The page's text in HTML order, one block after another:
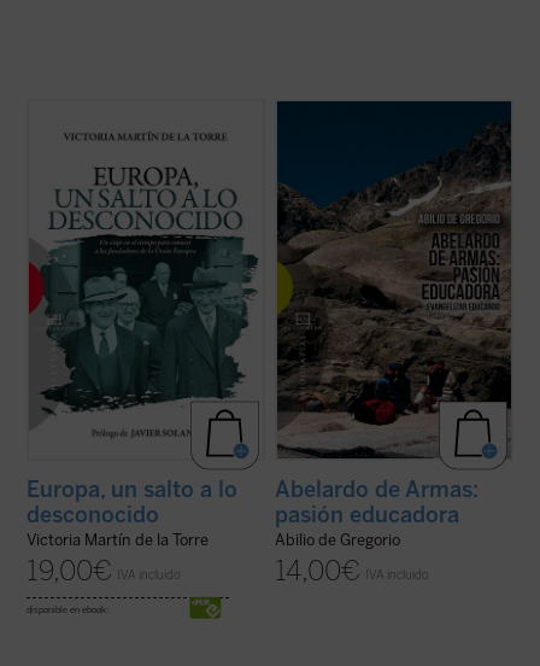
relato de no ficción recrea la década en la
Comunidades Europeas (1948-1957), a
través de algunos de los principales
protagonistas de la construcción europea
(ver ficha)
Europa, un salto a lo
desconocido
Victoria Martín de la Torre
19,00€ IVA incluido
disponible en ebook:
estilo educativo de su maestro, vertiendo
en él sus convicciones, adquiridas en la
escuela de los Ejercicios espirituales ... (ver
ficha)
Abelardo de Armas:
pasión educadora
Abilio de Gregorio
14,00€ IVA incluido